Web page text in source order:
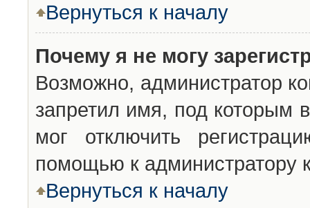
Вернуться к началу
Почему я не могу
Возможно, администратор
запретил имя, под которым
мог отключить
помощью к администратору
Вернуться к началу